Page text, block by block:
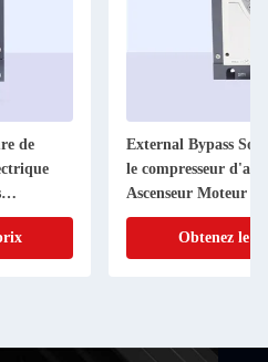
de
External Bypass
le compresseur
Ascenseur Moteur
Obtenez le